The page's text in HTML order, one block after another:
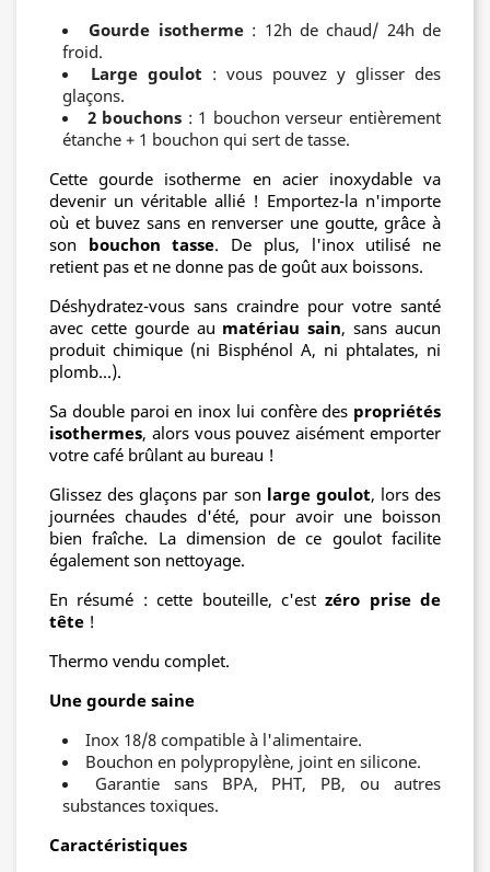
Gourde isotherme: 12h de chaud/ 24h de
froid.
Large goulot : vous pouvez y glisser des
glaçons.
2 bouchons : 1 bouchon verseur entièrement
étanche + 1 bouchon qui sert de tasse.
Cette gourde isotherme en acier inoxydable va
devenir un véritable allié ! Emportez-la n'importe
où et buvez sans en renverser une goutte, grâce à
son bouchon tasse. De plus, l'inox utilisé ne
retient pas et ne donne pas de goût aux boissons.
Déshydratez-vous sans craindre pour votre santé
avec cette gourde au matériau sain, sans aucun
produit chimique (ni Bisphénol A, ni phtalates, ni
plomb...).
Sa double paroi en inox lui confère des propriétés
isothermes, alors vous pouvez aisément emporter
votre café brûlant au bureau !
Glissez des glaçons par son large goulot, lors des
journées chaudes d'été, pour avoir une boisson
bien fraîche. La dimension de ce goulot facilite
également son nettoyage.
En résumé : cette bouteille, c'estzéro prise de
tête !
Thermo vendu complet.
Une gourde saine
Inox 18/8 compatible à l'alimentaire.
Bouchon en polypropylène, joint en silicone.
Garantie sans BPA, PHT, PB, ou autres
substances toxiques.
Caractéristiques